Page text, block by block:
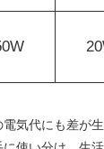
気代にも差が